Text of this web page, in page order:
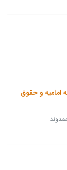
امامیه و حقوق